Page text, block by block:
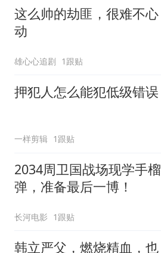
这么帅的劫匪，很难不心
动
雄心心追剧 1跟贴
押犯人怎么能犯低级错误
一样剪辑 1跟贴
2034周卫国战场现学手榴
弹，准备最后一博！
长河电影 1跟贴
韩立严父，燃烧精血，也